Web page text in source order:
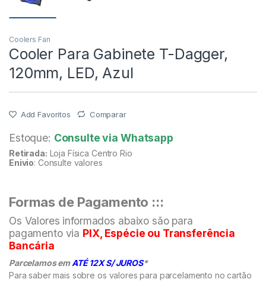
Coolers Fan
Cooler Para Gabinete T-Dagger,
120mm, LED, Azul
Add Favoritos Comparar
Estoque: Consulte via Whatsapp
Retirada: Loja Física Centro Rio
Enivio: Consulte valores
Formas de Pagamento :::
Os Valores informados abaixo são para
pagamento via PIX, Espécie ou Transferência
Bancária
Parcelamos emATÉ 12X S/ JUROS*
Para saber mais sobre os valores para parcelamento no cartão